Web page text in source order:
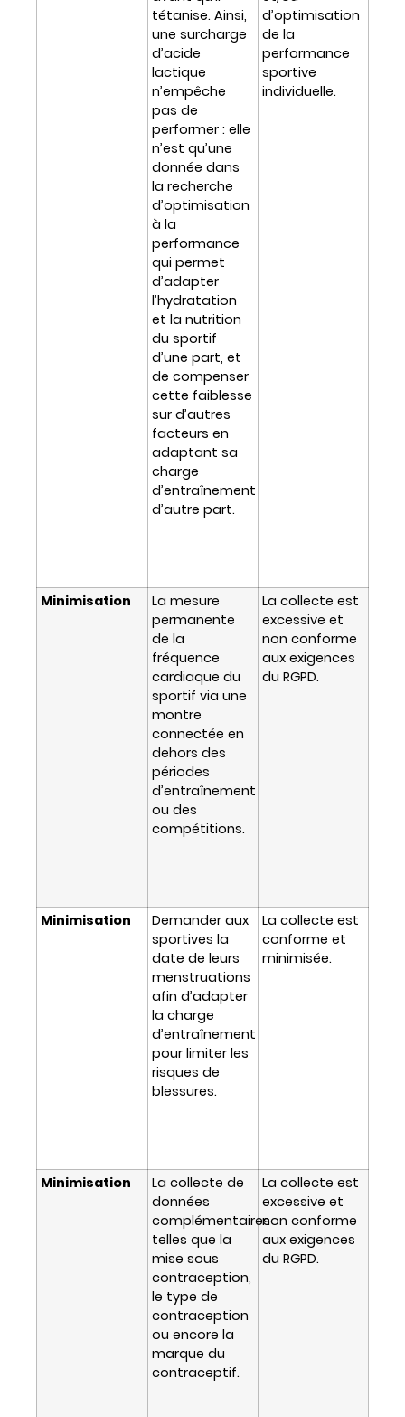
tétanise. Ainsi,
une surcharge
d’acide
lactique
n’empêche
pas de
performer : elle
n’est qu’une
donnée dans
la recherche
d’optimisation
à la
performance
qui permet
d’adapter
l’hydratation
et la nutrition
du sportif
d’une part, et
de compenser
cette faiblesse
sur d’autres
facteurs en
adaptant sa
charge
d’entraînement
d’autre part.
d’optimisation
de la
performance
sportive
individuelle.
Minimisation
La mesure
permanente
de la
fréquence
cardiaque du
sportif via une
montre
connectée en
dehors des
périodes
d’entraînement
ou des
compétitions.
La collecte est
excessive et
non conforme
aux exigences
du RGPD.
Minimisation
Demander aux
sportives la
date de leurs
menstruations
afin d’adapter
la charge
d’entraînement
pour limiter les
risques de
blessures.
La collecte est
conforme et
minimisée.
Minimisation
La collecte de
données
complémentaires
telles que la
mise sous
contraception,
le type de
contraception
ou encore la
marque du
contraceptif.
La collecte est
excessive et
non conforme
aux exigences
du RGPD.